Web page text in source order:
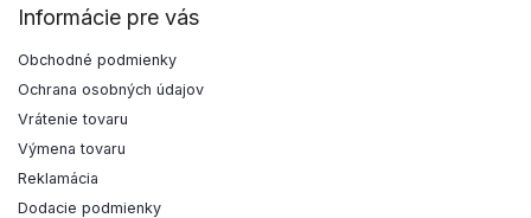
Informácie pre vás
Obchodné podmienky
Ochrana osobných údajov
Vrátenie tovaru
Výmena tovaru
Reklamácia
Dodacie podmienky